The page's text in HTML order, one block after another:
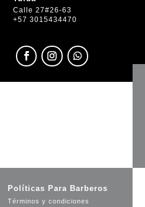
Calle 27#26-63
+57 3015434470
Políticas Para Barberos
Términos y condiciones